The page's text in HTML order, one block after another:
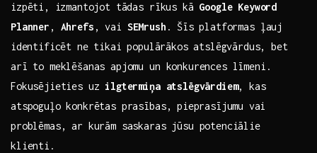
izpēti, ⁤izmantojot ​tādas rīkus kā Google Keyword
Planner , Ahrefs ,‍ vai SEMrush .⁢ Šīs platformas ļauj
⁣identificēt⁣ ne tikai‍ populārākos atslēgvārdus,⁤ bet
arī to meklēšanas apjomu un konkurences līmeni.
Fokusējieties uz ilgtermiņa atslēgvārdiem, kas
atspoguļo konkrētas prasības,⁢ pieprasījumu⁢ vai
problēmas, ar kurām saskaras jūsu potenciālie
klienti.